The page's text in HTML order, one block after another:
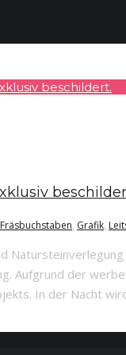
beschildert.
Fräsbuchstaben, Grafik,
Aufgrund der
In der Nacht